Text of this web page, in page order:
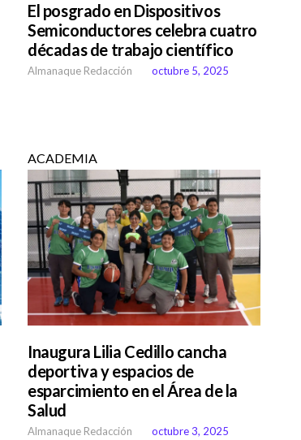
El posgrado en Dispositivos
Semiconductores celebra cuatro
décadas de trabajo científico
Almanaque Redacción octubre 5, 2025
ACADEMIA
Inaugura Lilia Cedillo cancha
deportiva y espacios de
esparcimiento en el Área de la
Salud
Almanaque Redacción octubre 3, 2025